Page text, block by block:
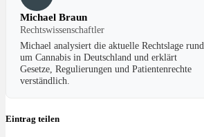
Michael Braun
Rechtswissenschaftler
Michael analysiert die aktuelle Rechtslage rund
um Cannabis in Deutschland und erklärt
Gesetze, Regulierungen und Patientenrechte
verständlich.
Eintrag teilen